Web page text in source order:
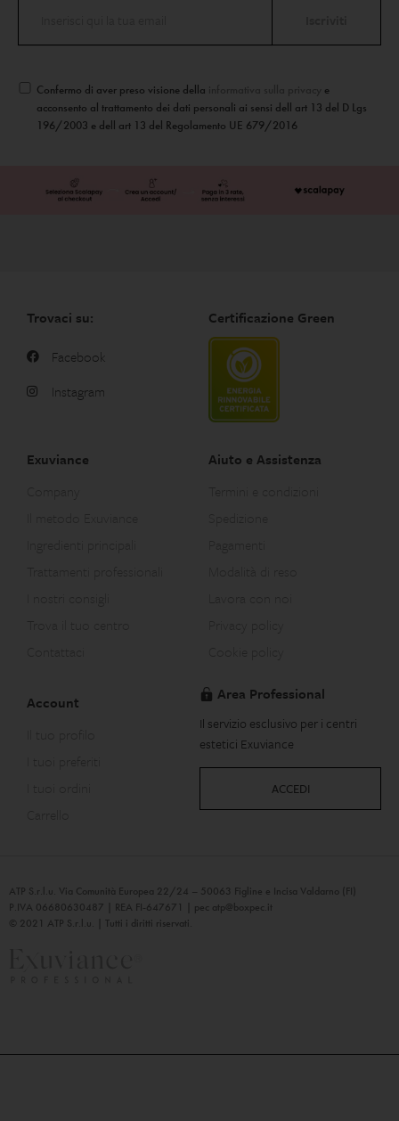
Confermo di aver preso visione della
e
acconsento al trattamento dei dati personali ai sensi dell art 13 del D Lgs
196/2003 e dell art 13 del Regolamento UE 679/2016
Aiuto e Assistenza
Exuviance
Account
Trovaci su:
Facebook
Instagram
Certificazione Green
Area Professional
Il servizio esclusivo per i centri
estetici Exuviance
ACCEDI
ATP S.r.l.u. Via Comunità Europea 22/24 – 50063 Figline e Incisa Valdarno (FI)
P.IVA 06680630487 | REA FI-647671 | pec atp@boxpec.it
© 2021 ATP S.r.l.u. | Tutti i diritti riservati.